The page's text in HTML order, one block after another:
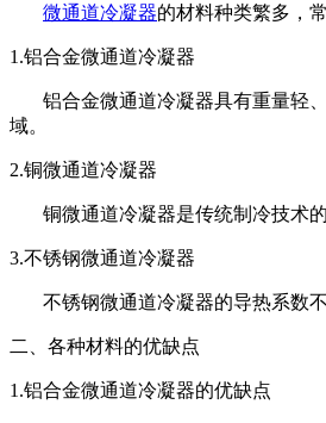
微通道冷凝器的材料种类繁多，
1.铝合金微通道冷凝器
铝合金微通道冷凝器具有重量轻、
域。
2.铜微通道冷凝器
铜微通道冷凝器是传统制冷技术的
3.不锈钢微通道冷凝器
不锈钢微通道冷凝器的导热系数不
二、各种材料的优缺点
1.铝合金微通道冷凝器的优缺点